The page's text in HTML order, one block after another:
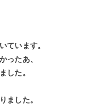
ています。
ったあ、
した。
ました。